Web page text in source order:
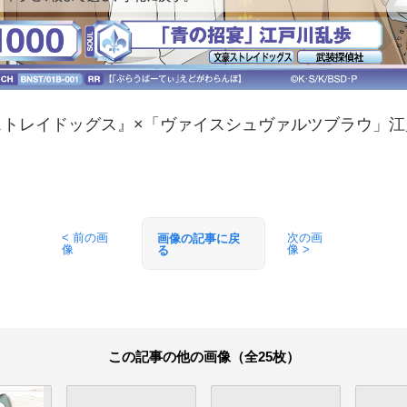
レイドッグス』×「ヴァイスシュヴァルツブラウ」
< 前の画
像
画像の記事に戻
る
次の画
像 >
この記事の他の画像（全25枚）